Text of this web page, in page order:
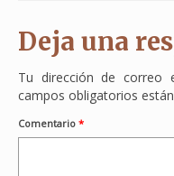
Deja una
Tu dirección de correo
campos obligatorios
Comentario *